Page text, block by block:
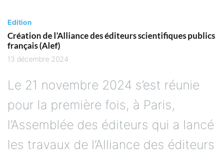
Edition
Création de l’Alliance des éditeurs scientifiques publics
français (Alef)
13 décembre 2024
Le 21 novembre 2024 s’est réunie
pour la première fois, à Paris,
l’Assemblée des éditeurs qui a lancé
les travaux de l’Alliance des éditeurs